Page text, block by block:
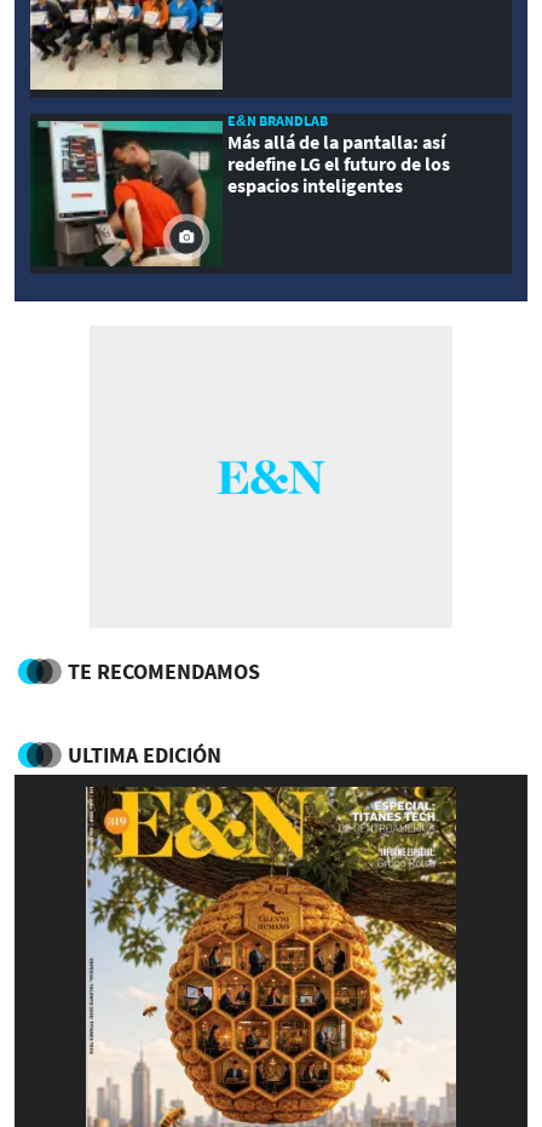
E&N BRANDLAB
Más allá de la pantalla: así
redefine LG el futuro de los
espacios inteligentes
TE RECOMENDAMOS
ULTIMA EDICIÓN